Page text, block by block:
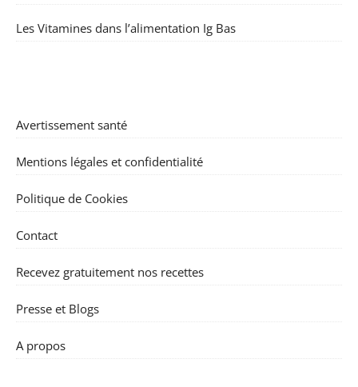
Les Vitamines dans l’alimentation Ig Bas
Avertissement santé
Mentions légales et confidentialité
Politique de Cookies
Contact
Recevez gratuitement nos recettes
Presse et Blogs
A propos